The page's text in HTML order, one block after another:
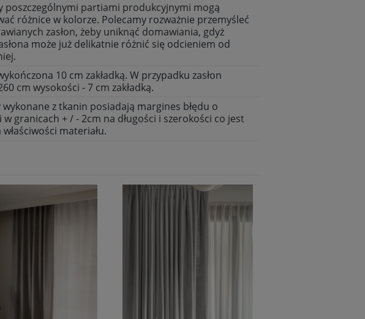
poszczególnymi partiami produkcyjnymi mogą
różnice w kolorze. Polecamy rozważnie przemyśleć
zasłon, żeby uniknąć domawiania, gdyż
może już delikatnie różnić się odcieniem od
10 cm zakładką. W przypadku zasłon
cm wysokości - 7 cm zakładką.
z tkanin posiadają margines błędu o
granicach + / - 2cm na długości i szerokości co jest
materiału.